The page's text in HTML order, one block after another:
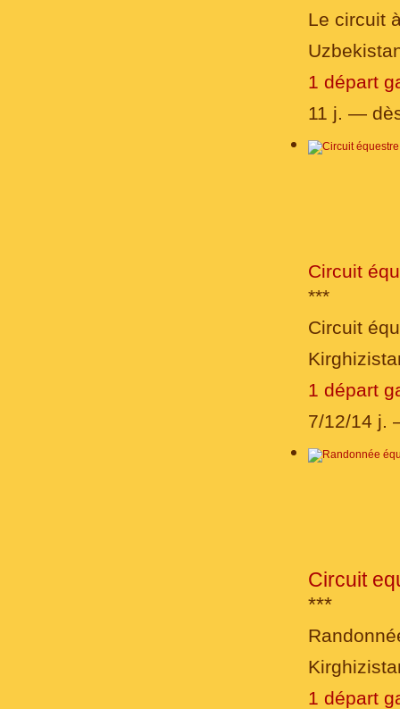
Le circuit
1 départ
11 j. —
Circuit
***
Circuit
1 départ
7/12/14
Circuit
***
1 départ